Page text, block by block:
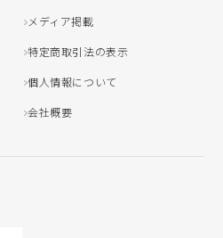
メディア掲載
特定商取引法の表示
個人情報について
会社概要